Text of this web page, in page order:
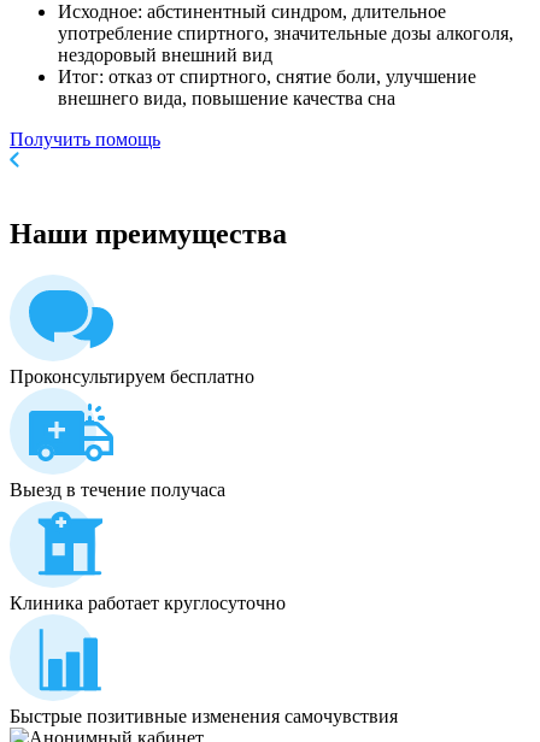
Исходное: абстинентный синдром, длительное
употребление спиртного, значительные дозы алкоголя,
нездоровый внешний вид
Итог: отказ от спиртного, снятие боли, улучшение
внешнего вида, повышение качества сна
Получить помощь
Наши преимущества
Проконсультируем бесплатно
Выезд в течение получаса
Клиника работает круглосуточно
Быстрые позитивные изменения самочувствия